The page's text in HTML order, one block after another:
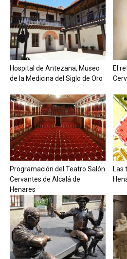
Hospital de Antezana, Museo
de la Medicina del Siglo de Oro
El
Programación del Teatro Salón
Cervantes de Alcalá de
Henares
Las